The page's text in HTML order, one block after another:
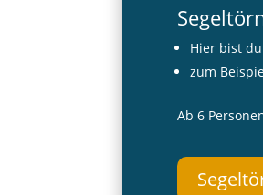
Hier bist
zum
Ab 6